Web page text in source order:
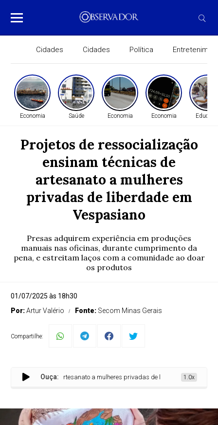
Cidades Cidades Política
Economia Saúde Economia Economia
Projetos de ressocialização
ensinam técnicas de
artesanato a mulheres
privadas de liberdade em
Vespasiano
Presas adquirem experiência em produções
manuais nas oficinas, durante cumprimento da
pena, e estreitam laços com a comunidade ao doar
os produtos
01/07/2025 às 18h30
Por:Artur Valério Fonte: Secom Minas Gerais
Compartilhe:
Ouça:
técnicas de artesanato a mulheres privadas de liberdade em Vespasiano
1.0x